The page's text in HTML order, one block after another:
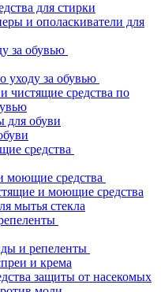
для стирки
и ополаскиватели для
за обувью
уходу за обувью
чистящие средства по
для обуви
средства
моющие средства
и моющие средства
мытья стекла
и репеленты
и крема
защиты от насекомых